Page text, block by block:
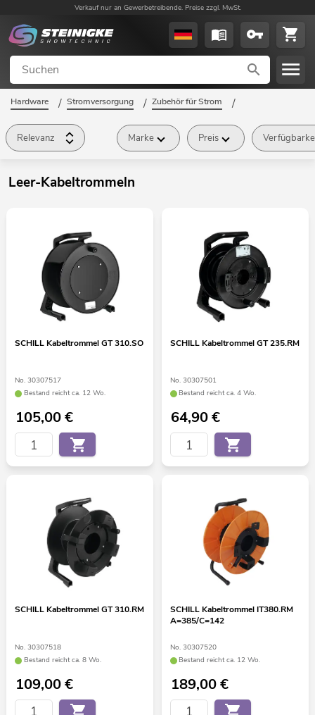
Verkauf nur an Gewerbetreibende. Preise zzgl. MwSt.
Hardware / Stromversorgung / Zubehör für Strom /
Relevanz Marke Preis
Leer-Kabeltrommeln
SCHILL Kabeltrommel GT 310.SO
No. 30307517
Bestand reicht ca. 12 Wo.
105,00€
SCHILL Kabeltrommel GT 235.RM
No. 30307501
Bestand reicht ca. 4 Wo.
64,90€
SCHILL Kabeltrommel GT 310.RM
No. 30307518
Bestand reicht ca. 8 Wo.
109,00€
SCHILL Kabeltrommel IT380.RM
A=385/C=142
No. 30307520
Bestand reicht ca. 12 Wo.
189,00€